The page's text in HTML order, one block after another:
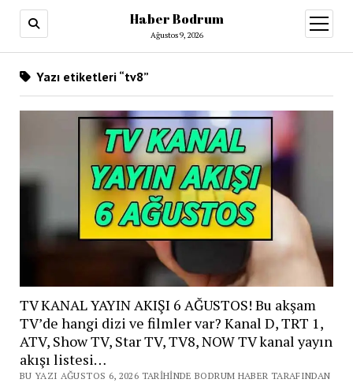
Haber Bodrum
Ağustos 9, 2026
aç
Yazı etiketleri “tv8”
TV KANAL YAYIN AKIŞI 6 AĞUSTOS! Bu akşam
TV’de hangi dizi ve filmler var? Kanal D, TRT 1,
ATV, Show TV, Star TV, TV8, NOW TV kanal yayın
akışı listesi…
BU YAZI AĞUSTOS 6, 2026 TARIHINDE BODRUM HABER TARAFINDAN